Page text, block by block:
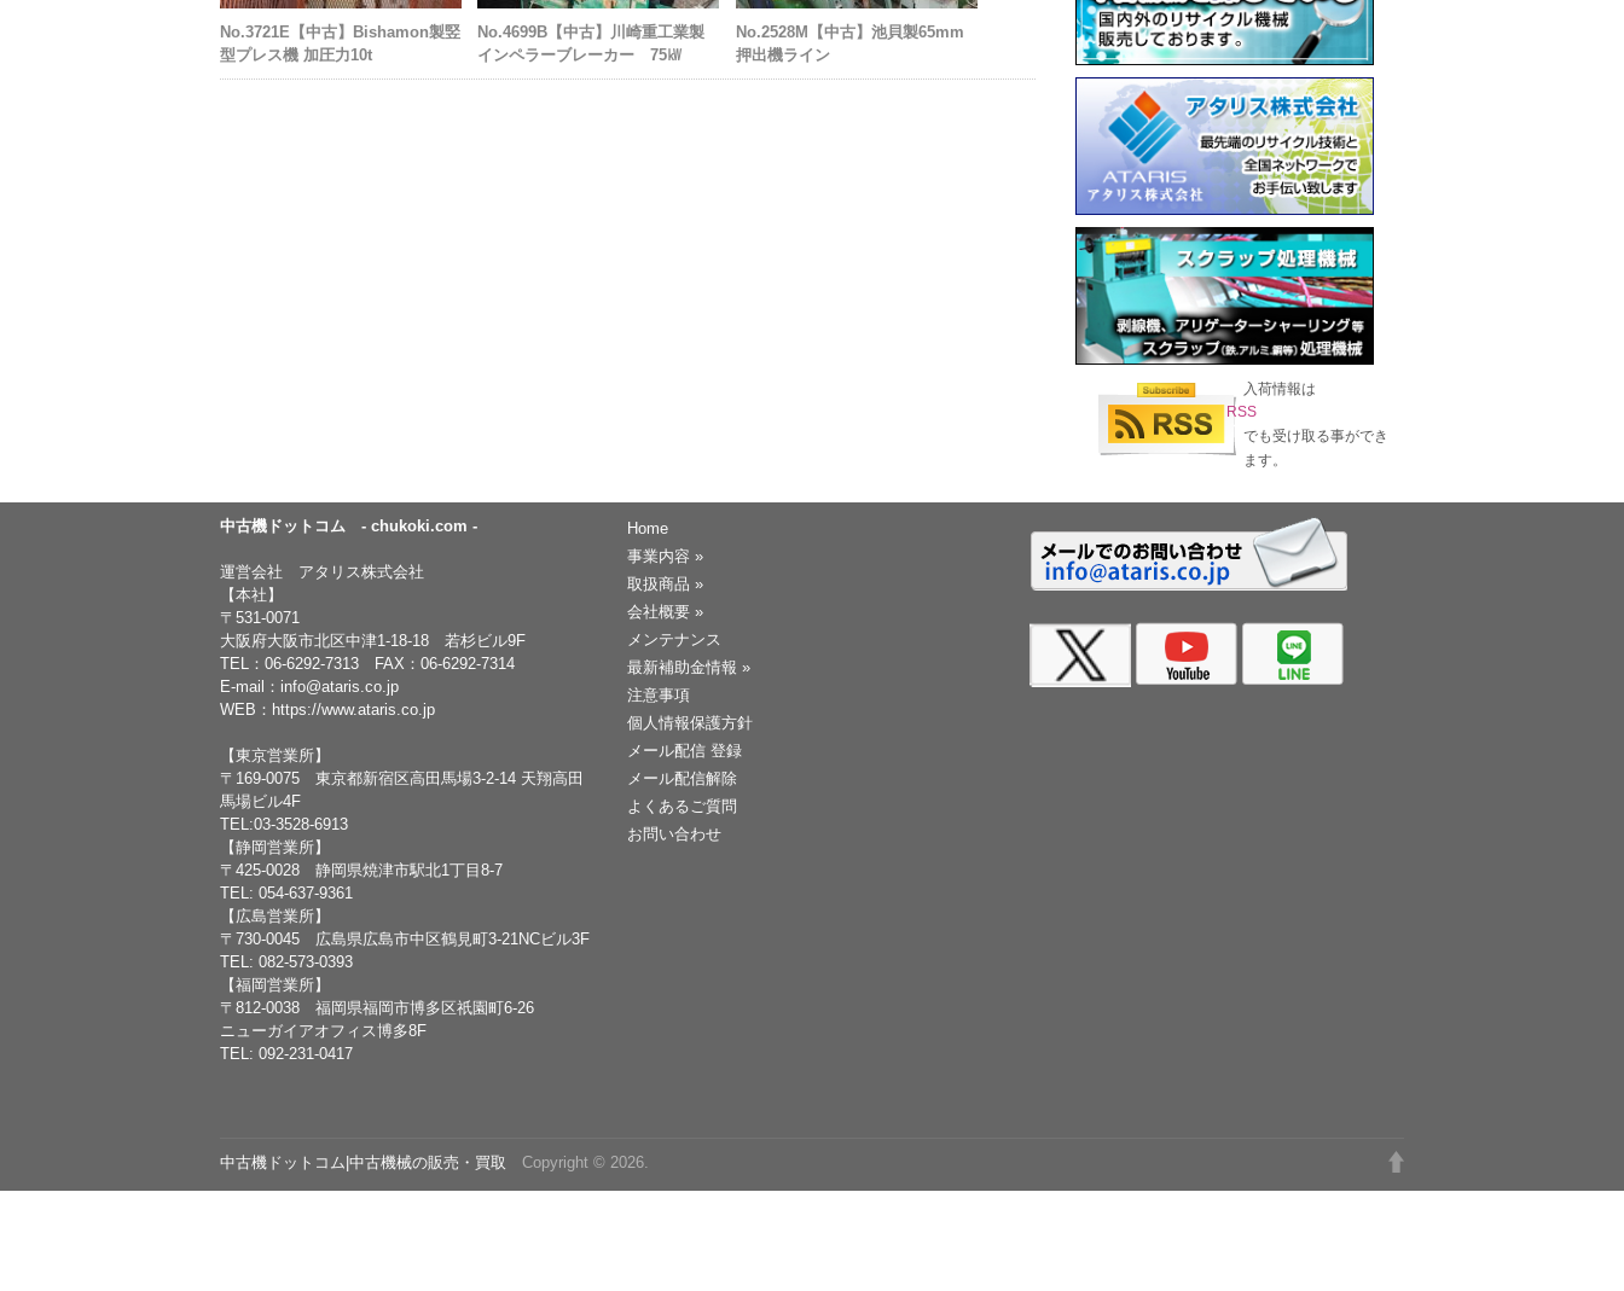
No.3721E【中古】Bishamon製竪
型プレス機 加圧力10t
No.4699B【中古】川崎重工業製
インペラーブレーカー 75㎾
No.2528M【中古】池貝製65mm
押出機ライン
入荷情報は
RSS
でも受け取る事ができ
ます。
中古機ドットコム - chukoki.com -
運営会社 アタリス株式会社
【本社】
〒531-0071
大阪府大阪市北区中津1-18-18 若杉ビル9F
TEL： 06-6292-7313 FAX：06-6292-7314
E-mail： info@ataris.co.jp
WEB： https://www.ataris.co.jp
【東京営業所】
〒169-0075 東京都新宿区高田馬場3-2-14 天翔高田
馬場ビル4F
TEL:03-3528-6913
【静岡営業所】
〒425-0028 静岡県焼津市駅北1丁目8-7
TEL: 054-637-9361
【広島営業所】
〒730-0045 広島県広島市中区鶴見町3-21NCビル3F
TEL: 082-573-0393
【福岡営業所】
〒812-0038 福岡県福岡市博多区祇園町6-26
ニューガイアオフィス博多8F
TEL: 092-231-0417
Home
事業内容 »
取扱商品 »
会社概要 »
メンテナンス
最新補助金情報 »
注意事項
個人情報保護方針
メール配信 登録
メール配信解除
よくあるご質問
お問い合わせ
中古機ドットコム|中古機械の販売・買取 Copyright © 2026.